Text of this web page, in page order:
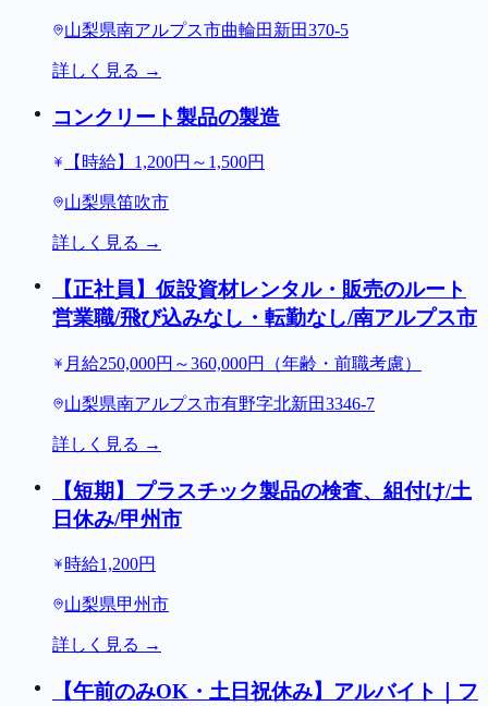
山梨県南アルプス市曲輪田新田370-5
詳しく見る →
コンクリート製品の製造
【時給】1,200円～1,500円
山梨県笛吹市
詳しく見る →
【正社員】仮設資材レンタル・販売のルート
営業職/飛び込みなし・転勤なし/南アルプス市
月給250,000円～360,000円（年齢・前職考慮）
山梨県南アルプス市有野字北新田3346-7
詳しく見る →
【短期】プラスチック製品の検査、組付け/土
日休み/甲州市
時給1,200円
山梨県甲州市
詳しく見る →
【午前のみOK・土日祝休み】アルバイト｜フ